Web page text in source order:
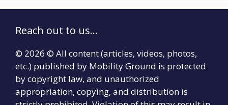
Reach out to us...
© 2026 © All content (articles, videos, photos,
etc.) published by Mobility Ground is protected
by copyright law, and unauthorized
appropriation, copying, and distribution is